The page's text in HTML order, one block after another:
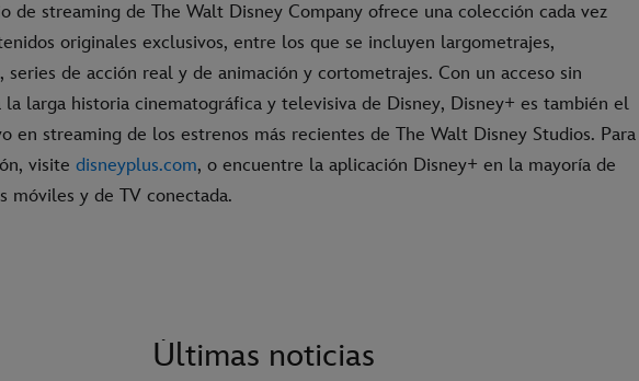
de streaming de The Walt Disney Company ofrece una colección cada vez
originales exclusivos, entre los que se incluyen largometrajes,
series de acción real y de animación y cortometrajes. Con un acceso sin
la larga historia cinematográfica y televisiva de Disney, Disney+ es también el
en streaming de los estrenos más recientes de The Walt Disney Studios. Para
visite disneyplus.com, o encuentre la aplicación Disney+ en la mayoría de
móviles y de TV conectada.
Últimas noticias